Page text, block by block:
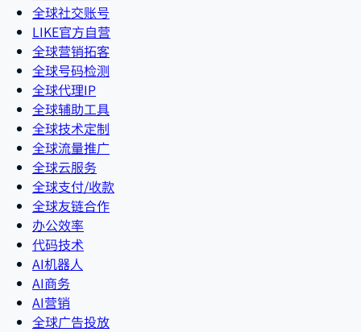
全球社交账号
LIKE官方自营
全球营销拓客
全球号码检测
全球代理IP
全球辅助工具
全球技术定制
全球流量推广
全球云服务
全球支付/收款
全球友链合作
办公效率
代码技术
AI机器人
AI商务
AI营销
全球广告投放